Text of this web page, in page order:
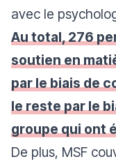
avec le
Au total, 276
soutien en
par le biais de
le reste par le
groupe qui ont
De plus, MSF